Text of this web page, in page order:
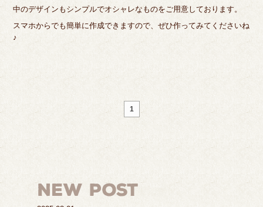
中のデザインもシンプルでオシャレなものをご用意しております。
スマホからでも簡単に作成できますので、ぜひ作ってみてくださいね
♪
1